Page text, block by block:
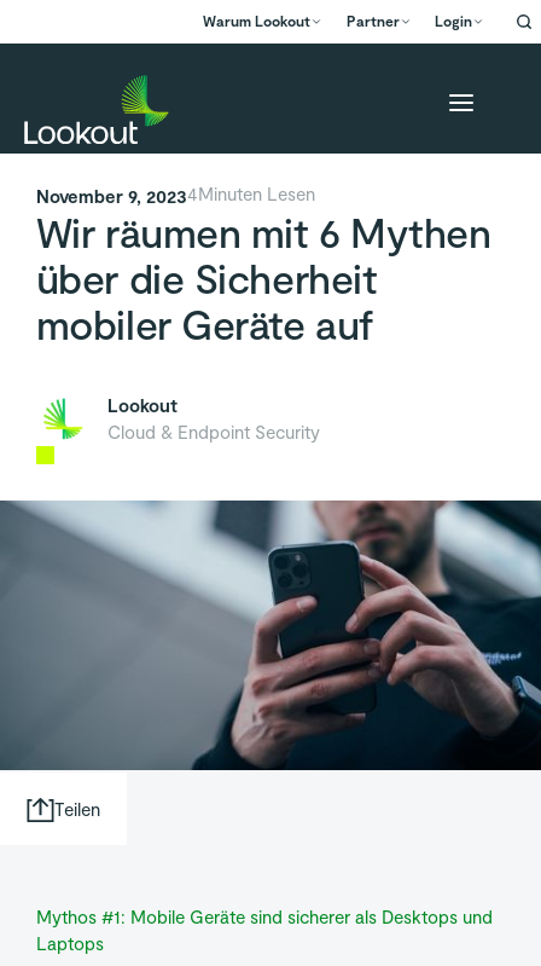
Warum Lookout Partner Login
Zurück
November 9, 20234Minuten Lesen
Wir räumen mit 6 Mythen
über die Sicherheit
mobiler Geräte auf
Lookout
Cloud & Endpoint Security
Teilen
Mythos #1: Mobile Geräte sind sicherer als Desktops und
Laptops